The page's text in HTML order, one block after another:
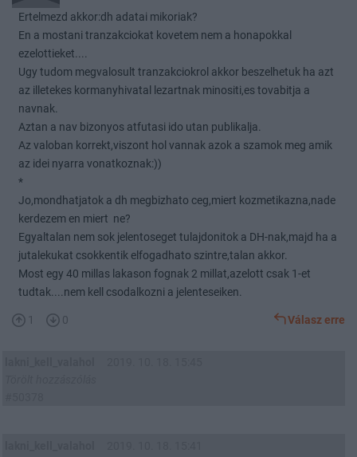
Ertelmezd akkor:dh adatai mikoriak?
En a mostani tranzakciokat kovetem nem a honapokkal
ezelottieket....
Ugy tudom megvalosult tranzakciokrol akkor beszelhetuk ha azt
az illetekes kormanyhivatal lezartnak minositi,es tovabitja a
navnak.
Aztan a nav bizonyos atfutasi ido utan publikalja.
Az valoban korrekt,viszont hol vannak azok a szamok meg amik
az idei nyarra vonatkoznak:))
*
Jo,mondhatjatok a dh megbizhato ceg,miert kozmetikazna,nade
kerdezem en miert ne?
Egyaltalan nem sok jelentoseget tulajdonitok a DH-nak,majd ha a
jutalekukat csokkentik elfogadhato szintre,talan akkor.
Most egy 40 millas lakason fognak 2 millat,azelott csak 1-et
tudtak....nem kell csodalkozni a jelenteseiken.
1 0 Válasz erre